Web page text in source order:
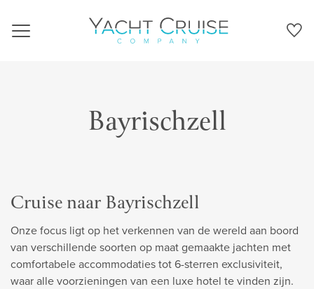
Navigation
Bayrischzell
Cruise naar Bayrischzell
Onze focus ligt op het verkennen van de wereld aan boord
van verschillende soorten op maat gemaakte jachten met
comfortabele accommodaties tot 6-sterren exclusiviteit,
waar alle voorzieningen van een luxe hotel te vinden zijn.